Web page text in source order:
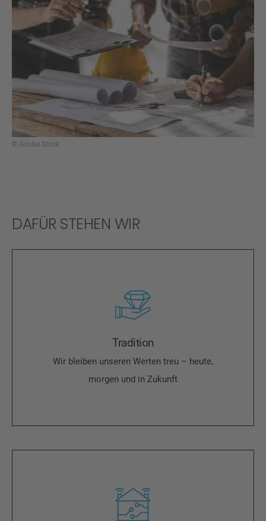
© Adobe Stock
DAFÜR STEHEN WIR
Tradition
Wir bleiben unseren Werten treu – heute,
morgen und in Zukunft